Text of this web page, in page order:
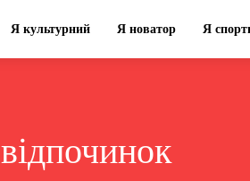
Я культурний Я новатор Я
відпочинок